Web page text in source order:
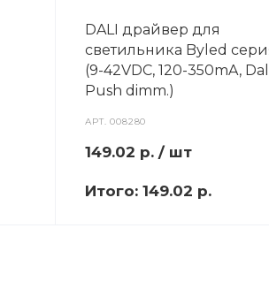
DALI драйвер для
светильника Byled
(9-42VDC, 120-350mA,
Push dimm.)
АРТ.008280
149.02 р. / шт
Итого:149.02 р.